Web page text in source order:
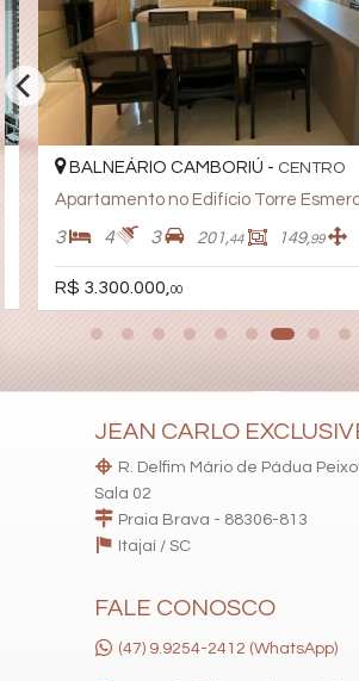
Sala de Jogos
Salão de Festas
Piscina
Quadra Esportiva
Spa
Espaço Gourmet
Espaço Fitness
Medidores Individuais
Playground
Brinquedoteca
Quiosque Externo
Automação Predial
Piscina Infantil
Gás Central
Mini Mercado
Deck Molhado
Espaço Zen
Pìscina Térmica
Sala de Reunião
Entrada para Banhistas
Infra para Veículos Elétricos
Estar Social
BALNEÁRIO CAMBORIÚ - CENTRO
Apartamento no Edifício Torre
3 4 3 201,44 149,99
R$ 3.300.000, 00
JEAN CARLO
R. Delfim Mário de Pádua
Sala 02
Praia Brava - 88306-813
Itajaí / SC
FALE CONOSCO
(47) 9.9254-2412 (WhatsApp)